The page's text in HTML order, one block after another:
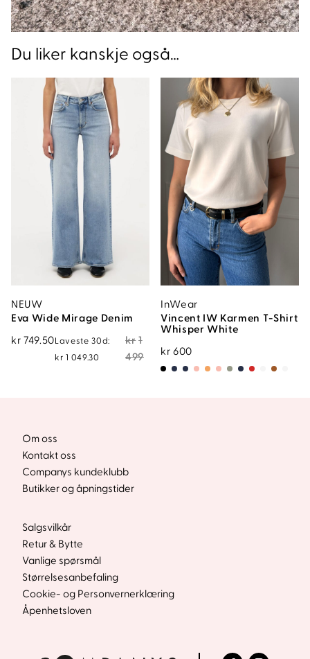
Du liker kanskje også…
NEUW
Eva Wide Mirage Denim
kr1
499
Opprinnelig
kr 749.50
NåværendeLaveste 30d:
kr 1 049.30
InWear
Vincent IW Karmen T-Shirt
Whisper White
kr 600
Om oss
Kontakt oss
Companys kundeklubb
Butikker og åpningstider
Salgsvilkår
Retur & Bytte
Vanlige spørsmål
Størrelsesanbefaling
Cookie- og Personvernerklæring
Åpenhetsloven